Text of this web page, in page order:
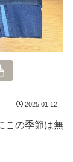
2025.01.12
この季節は無